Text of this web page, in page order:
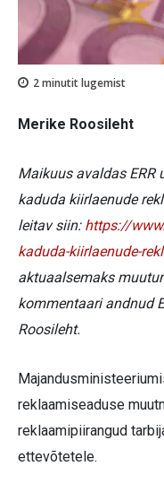
2minutit lugemist
Merike Roosileht
Maikuus avaldas ERR
kaduda kiirlaenude
leitav siin: https://
kaduda-kiirlaenude-
aktuaalsemaks
kommentaari andnud
Roosileht.
reklaamiseaduse
reklaamipiirangud
ettevõtetele.